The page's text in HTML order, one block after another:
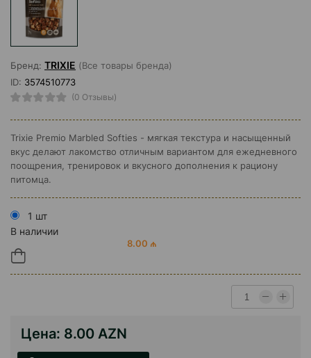
Бренд: TRIXIE (Все товары бренда)
ID: 3574510773
(0 Отзывы)
Trixie Premio Marbled Softies - мягкая текстура и насыщенный
вкус делают лакомство отличным вариантом для ежедневного
поощрения, тренировок и вкусного дополнения к рациону
питомца.
1 шт
В наличии
8.00 ₼
Цена: 8.00 AZN